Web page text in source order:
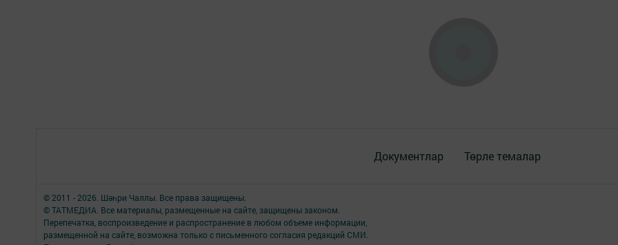
Документлар Төрле темалар
© 2011 - 2026. Шәһри Чаллы. Все права защищены.
© ТАТМЕДИА. Все материалы, размещенные на сайте, защищены законом.
Перепечатка, воспроизведение и распространение в любом объеме информации,
размещенной на сайте, возможна только с письменного согласия редакций СМИ.